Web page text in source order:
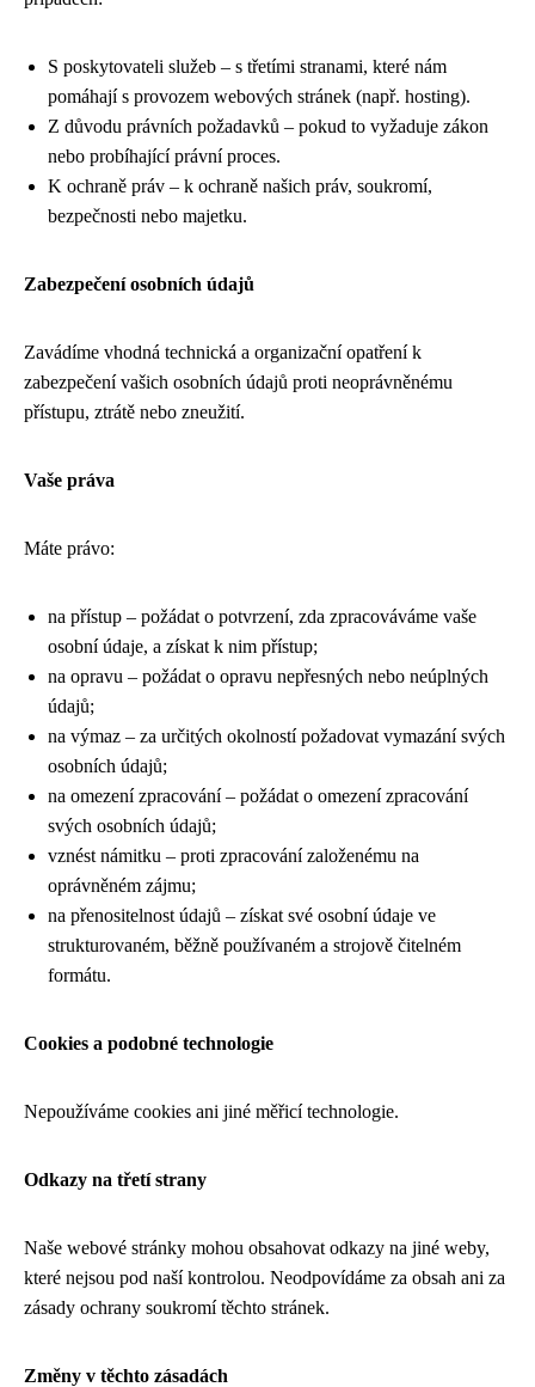
S poskytovateli služeb – s třetími stranami, které nám
pomáhají s provozem webových stránek (např. hosting).
Z důvodu právních požadavků – pokud to vyžaduje zákon
nebo probíhající právní proces.
K ochraně práv – k ochraně našich práv, soukromí,
bezpečnosti nebo majetku.
Zabezpečení osobních údajů
Zavádíme vhodná technická a organizační opatření k
zabezpečení vašich osobních údajů proti neoprávněnému
přístupu, ztrátě nebo zneužití.
Vaše práva
Máte právo:
na přístup – požádat o potvrzení, zda zpracováváme vaše
osobní údaje, a získat k nim přístup;
na opravu – požádat o opravu nepřesných nebo neúplných
údajů;
na výmaz – za určitých okolností požadovat vymazání svých
osobních údajů;
na omezení zpracování – požádat o omezení zpracování
svých osobních údajů;
vznést námitku – proti zpracování založenému na
oprávněném zájmu;
na přenositelnost údajů – získat své osobní údaje ve
strukturovaném, běžně používaném a strojově čitelném
formátu.
Cookies a podobné technologie
Nepoužíváme cookies ani jiné měřicí technologie.
Odkazy na třetí strany
Naše webové stránky mohou obsahovat odkazy na jiné weby,
které nejsou pod naší kontrolou. Neodpovídáme za obsah ani za
zásady ochrany soukromí těchto stránek.
Změny v těchto zásadách